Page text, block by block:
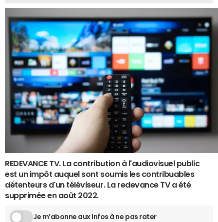
REDEVANCE TV. La contribution à l'audiovisuel public
est un impôt auquel sont soumis les contribuables
détenteurs d'un téléviseur. La redevance TV a été
supprimée en août 2022.
Je m’abonne aux Infos à ne pas rater